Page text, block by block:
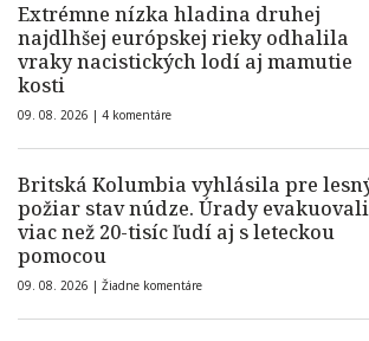
Extrémne nízka hladina druhej
najdlhšej európskej rieky odhalila
vraky nacistických lodí aj mamutie
kosti
09. 08. 2026 | 4 komentáre
Britská Kolumbia vyhlásila pre
požiar stav núdze. Úrady evakuovali
viac než 20-tisíc ľudí aj s leteckou
pomocou
09. 08. 2026 | Žiadne komentáre